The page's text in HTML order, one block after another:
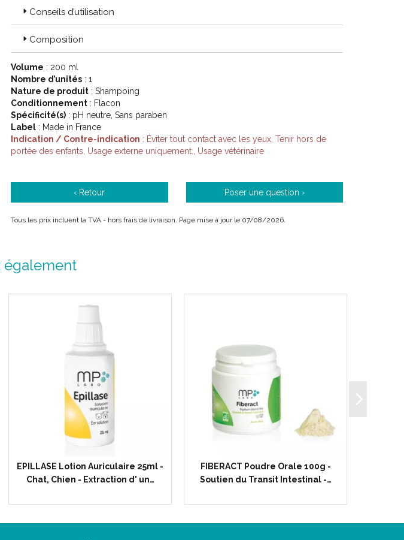
Code EAN : 3401144470921
Conseils d’utilisation
Composition
Volume : 200 ml
Nombre d’unités : 1
Nature de produit : Shampoing
Conditionnement : Flacon
Spécificité(s) : pH neutre, Sans paraben
Label : Made in France
Indication / Contre-indication : Éviter tout contact avec les yeux, Tenir hors de
portée des enfants, Usage externe uniquement., Usage vétérinaire
‹ Retour Poser une question ›
Tous les prix incluent la TVA - hors frais de livraison. Page mise à jour le 07/08/2026.
également
EPILLASE Lotion Auriculaire 25ml -
Chat, Chien - Extraction d' un…
FIBERACT Poudre Orale 100g -
Soutien du Transit Intestinal -…